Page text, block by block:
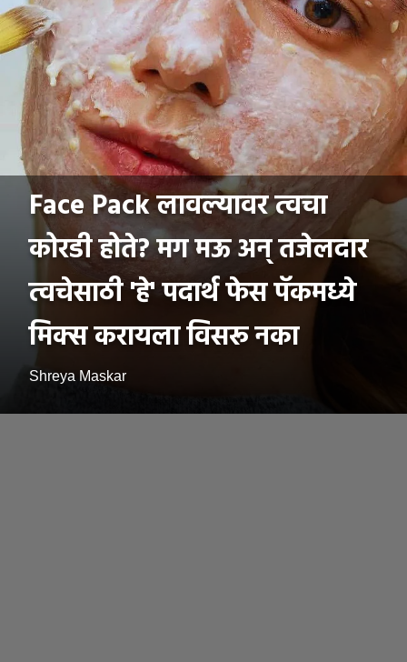
Face Pack लावल्यावर त्वचा
कोरडी होते? मग मऊ अन् तजेलदार
त्वचेसाठी 'हे' पदार्थ फेस पॅकमध्ये
मिक्स करायला विसरू नका
Shreya Maskar